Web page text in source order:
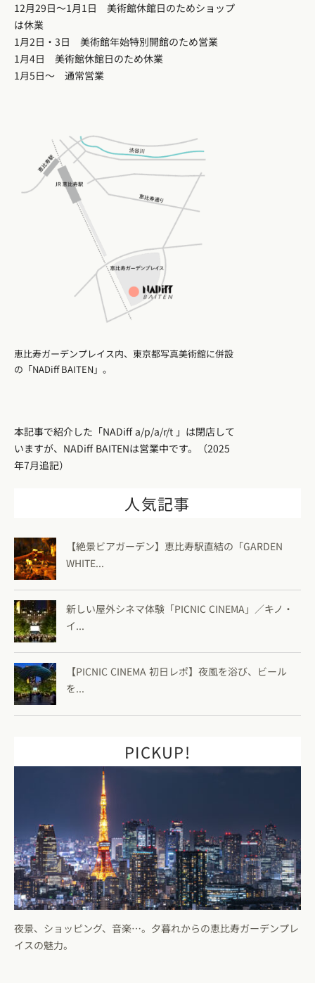
12月29日〜1月1日 美術館休館日のためショップ
は休業
1月2日・3日 美術館年始特別開館のため営業
1月4日 美術館休館日のため休業
1月5日～ 通常営業
恵比寿ガーデンプレイス内、東京都写真美術館に併設
の「NADiff BAITEN」。
本記事で紹介した「NADiff a/p/a/r/t 」は閉店して
いますが、NADiff BAITENは営業中です。（2025
年7月追記）
人気記事
【絶景ビアガーデン】恵比寿駅直結の「GARDEN
WHITE...
新しい屋外シネマ体験「PICNIC CINEMA」／キノ・
イ...
【PICNIC CINEMA 初日レポ】夜風を浴び、ビール
を...
PICKUP!
夜景、ショッピング、音楽…。夕暮れからの恵比寿ガーデンプレ
イスの魅力。